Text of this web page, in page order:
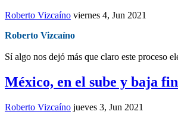
Roberto Vizcaíno viernes 4, Jun 2021
Roberto Vizcaíno
Sí algo nos dejó más que claro este proceso
México, en el sube y baja
Roberto Vizcaíno jueves 3, Jun 2021